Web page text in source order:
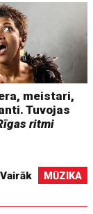
meistari,
Tuvojas
ritmi
Vairāk MŪZIKA